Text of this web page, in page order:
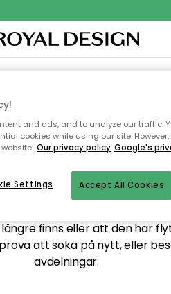
FÖRVARINGUTEMÖBLER
inte sidan
finns eller att den har
att söka på nytt, eller
avdelningar.
and ads, and to analyze our traffic.
cookies while using our site.
Our privacy policy Google's
Accept All Cookies
Settings